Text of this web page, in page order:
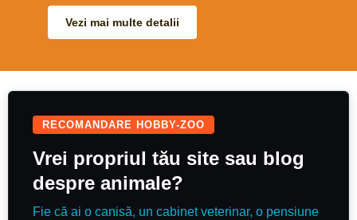
Vezi mai multe detalii
RECOMANDARE HOBBY-ZOO
Vrei propriul tău site sau blog
despre animale?
Fie că ai o canisă, un cabinet veterinar, o pensiune